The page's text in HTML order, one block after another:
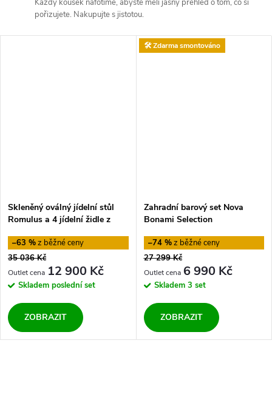
Každý kousek nafotíme, abyste měli jasný přehled o tom, co si
pořizujete. Nakupujte s jistotou.
Skleněný oválný jídelní stůl
Romulus a 4 jídelní židle z
–63 %
35 036 Kč
12 900 Kč
Skladem poslední set
ZOBRAZIT
🛠️ Zdarma smontováno
Zahradní barový set Nova
Bonami Selection
–74 %
27 299 Kč
6 990 Kč
Skladem 3 set
ZOBRAZIT